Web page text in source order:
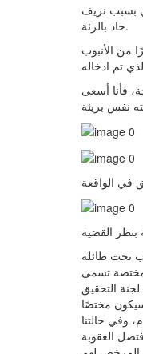
بسبب نزيف
حاد بالرئة.
من الأنبوب
فأنا أسعى
في الواقعة
بنظر القضية
تحت طائلة
مختصة تسمى
التحقيق
مختصًا
وفي حالتنا
العقوبة